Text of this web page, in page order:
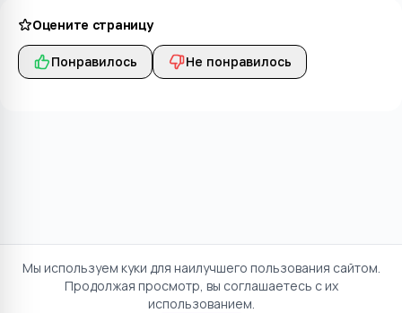
Оцените страницу
Понравилось Не понравилось
Мы используем куки для наилучшего пользования сайтом.
Продолжая просмотр, вы соглашаетесь с их
использованием.